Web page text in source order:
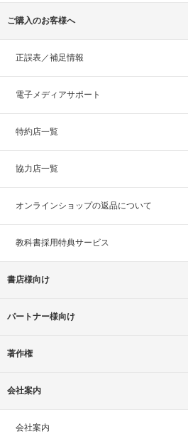
ご購入のお客様へ
正誤表／補足情報
電子メディアサポート
特約店一覧
協力店一覧
オンラインショップの返品について
教科書採用特典サービス
書店様向け
パートナー様向け
著作権
会社案内
会社案内